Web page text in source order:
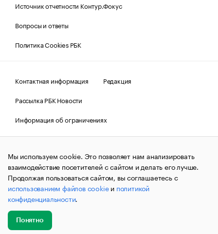
Источник отчетности Контур.Фокус
Вопросы и ответы
Политика Cookies РБК
Контактная информация
Редакция
Рассылка РБК Новости
Информация об ограничениях
Правовая информация
О соблюдении авторских прав
© АО «РОСБИЗНЕСКОНСАЛТИНГ»,1995–2026.Сообщения
и материалы информационного агентства «РБК»
(зарегистрировано Федеральной службой по надзору в сфере
связи, информационных технологий и массовых
коммуникаций (Роскомнадзор) 09.12.2015 за номером ИА
№ФС77-63848) сопровождаются пометкой «РБК». Отдельные
публикации могут содержать информацию,
не предназначенную для пользователей
до 18 лет.
Мы используем cookie. Это позволяет нам анализировать
взаимодействие посетителей с сайтом и делать его лучше.
Продолжая пользоваться сайтом, вы соглашаетесь с
использованием файлов cookieи политикой
конфиденциальности.
Понятно